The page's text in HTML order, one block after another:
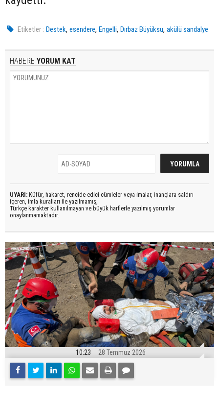
Etiketler : Destek,esendere,Engelli,Dırbaz Büyüksu,akülü sandalye
HABERE YORUM KAT
UYARI: Küfür, hakaret, rencide edici cümleler veya imalar, inançlara saldırı
içeren, imla kuralları ile yazılmamış,
Türkçe karakter kullanılmayan ve büyük harflerle yazılmış yorumlar
onaylanmamaktadır.
10:23 28 Temmuz 2026